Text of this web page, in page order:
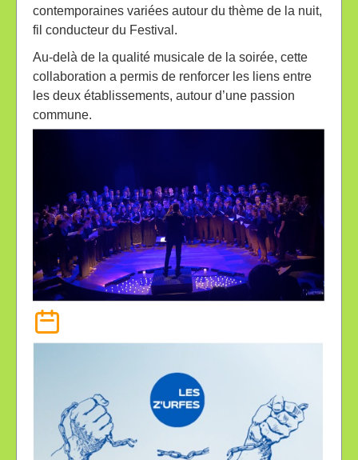
contemporaines variées autour du thème de la nuit,
fil conducteur du Festival.
Au-delà de la qualité musicale de la soirée, cette
collaboration a permis de renforcer les liens entre
les deux établissements, autour d’une passion
commune.